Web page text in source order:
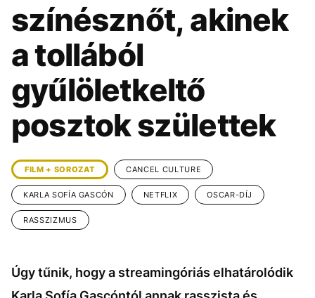
KÖZÉLET
ÉLETMÓD DESIGN
BESZÉLGETÉSEK
VIDEÓ TÖRTÉNETEK
GASZTRO
színésznőt, akinek
a tollából
gyűlöletkeltő
posztok születtek
FILM + SOROZAT CANCEL CULTURE
KARLA SOFÍA GASCÓN NETFLIX OSCAR-DÍJ
RASSZIZMUS
Úgy tűnik, hogy a streamingóriás elhatárolódik